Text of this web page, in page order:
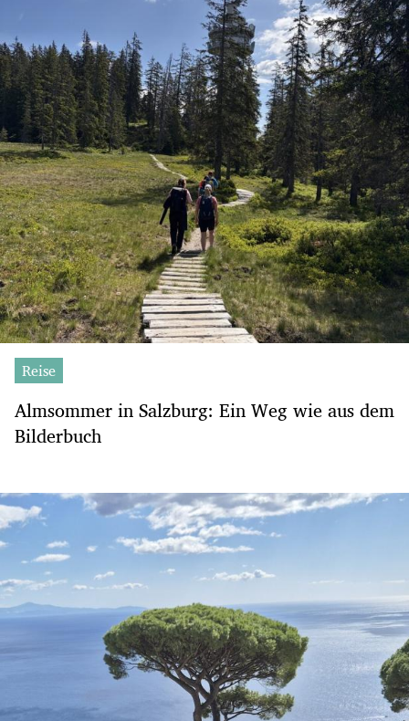
Reise
Almsommer in Salzburg: Ein Weg wie aus dem
Bilderbuch